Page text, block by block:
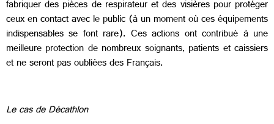
fabriquer des pièces de respirateur et des visières pour protéger
ceux en contact avec le public (à un moment où ces équipements
indispensables se font rare). Ces actions ont contribué à une
meilleure protection de nombreux soignants, patients et caissiers
et ne seront pas oubliées des Français.
Le cas de Décathlon